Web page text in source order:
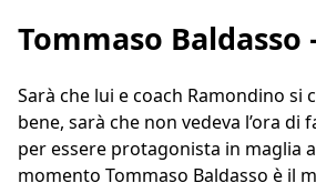
Tommaso Baldasso
Sarà che lui e coach Ramondino si
bene, sarà che non vedeva l’ora
per essere protagonista in maglia
momento Tommaso Baldasso è il